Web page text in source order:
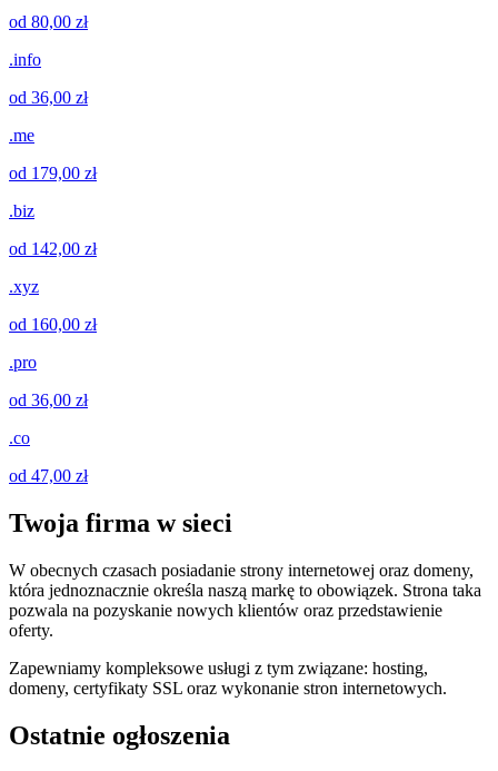
od 80,00 zł
.info
od 36,00 zł
.me
od 179,00 zł
.biz
od 142,00 zł
.xyz
od 160,00 zł
.pro
od 36,00 zł
.co
od 47,00 zł
Twoja firma w sieci
W obecnych czasach posiadanie strony internetowej oraz domeny,
która jednoznacznie określa naszą markę to obowiązek. Strona taka
pozwala na pozyskanie nowych klientów oraz przedstawienie
oferty.
Zapewniamy kompleksowe usługi z tym związane: hosting,
domeny, certyfikaty SSL oraz wykonanie stron internetowych.
Ostatnie ogłoszenia